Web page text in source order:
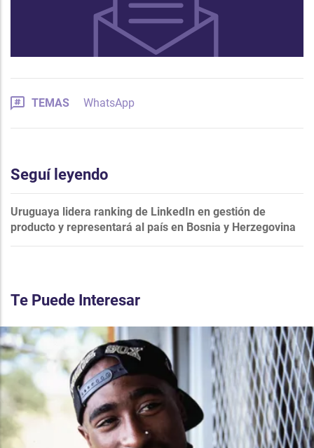
TEMAS WhatsApp
Seguí leyendo
Uruguaya lidera ranking de LinkedIn en gestión de
producto y representará al país en Bosnia y Herzegovina
Te Puede Interesar